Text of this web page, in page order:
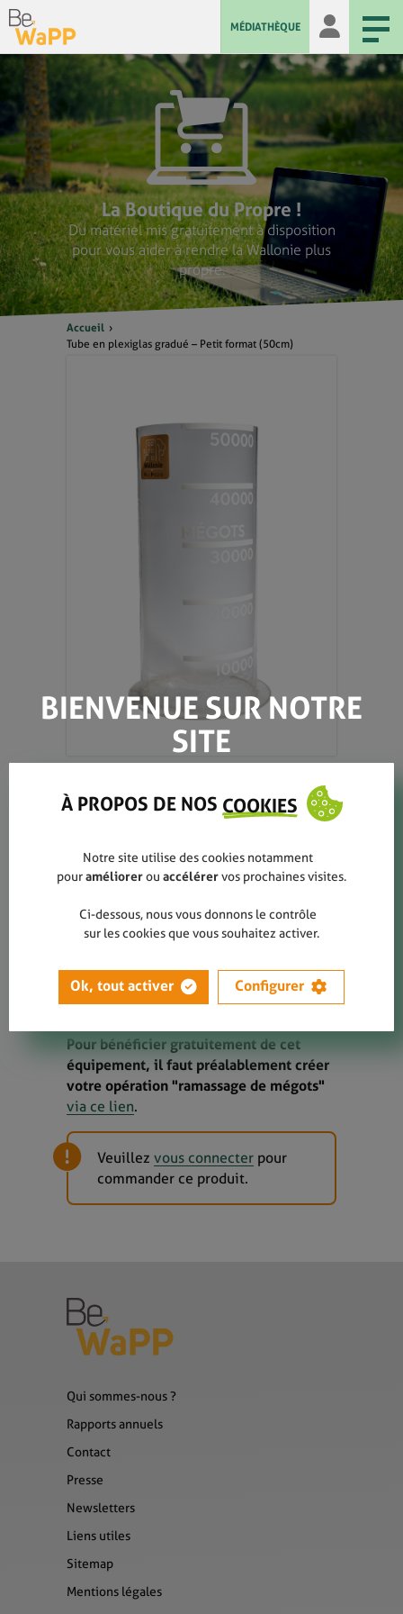
MÉDIATHÈQUE
La Boutique du Propre !
Du matériel mis gratuitement à disposition
pour vous aider à rendre la Wallonie plus
propre.
Accueil
Tube en plexiglas gradué – Petit format (50cm)
Tube en plexiglas gradué -
Tube en plexiglas gradué pour comptage
des mégots récoltés lors d'une action
Petit format faisant 50 cm de hauteur et
pouvant contenir 4 000 mégots.
Pour bénéficier gratuitement de cet
équipement, il faut préalablement créer
votre opération "ramassage de mégots"
via ce lien.
Veuillez vous connecterpour
commander ce produit.
Qui sommes-nous ?
Rapports annuels
Contact
Presse
Newsletters
Liens utiles
Sitemap
Mentions légales
BIENVENUE SUR NOTRE
SITE
À PROPOS DE NOS COOKIES
Notre site utilise des cookies notamment
pouraméliorerou accélérervos prochaines visites.
Ci-dessous, nous vous donnons le contrôle
sur les cookies que vous souhaitez activer.
Ok, tout activer Configurer